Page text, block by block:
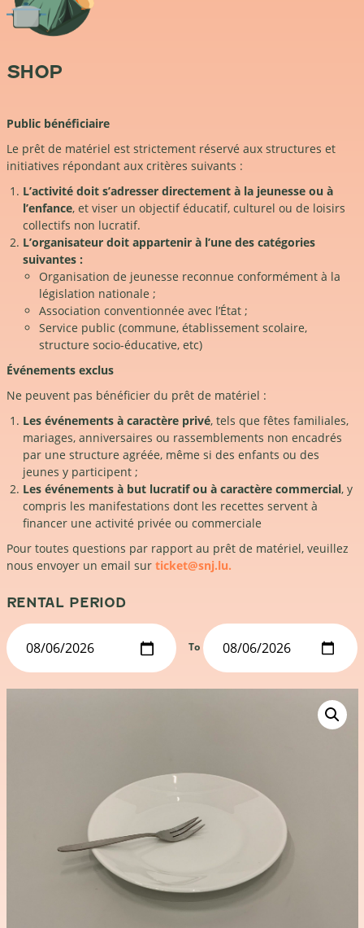
SHOP
Public bénéficiaire
Le prêt de matériel est strictement réservé aux structures et
initiatives répondant aux critères suivants :
L’activité doit s’adresser directement à la jeunesse ou à
l’enfance, et viser un objectif éducatif, culturel ou de loisirs
collectifs non lucratif.
L’organisateur doit appartenir à l’une des catégories
suivantes :
Organisation de jeunesse reconnue conformément à la
législation nationale ;
Association conventionnée avec l’État ;
Service public (commune, établissement scolaire,
structure socio-éducative, etc)
Événements exclus
Ne peuvent pas bénéficier du prêt de matériel :
Les événements à caractère privé, tels que fêtes familiales,
mariages, anniversaires ou rassemblements non encadrés
par une structure agréée, même si des enfants ou des
jeunes y participent ;
Les événements à but lucratif ou à caractère commercial, y
compris les manifestations dont les recettes servent à
financer une activité privée ou commerciale
Pour toutes questions par rapport au prêt de matériel, veuillez
nous envoyer un email sur ticket@snj.lu.
RENTAL PERIOD
To